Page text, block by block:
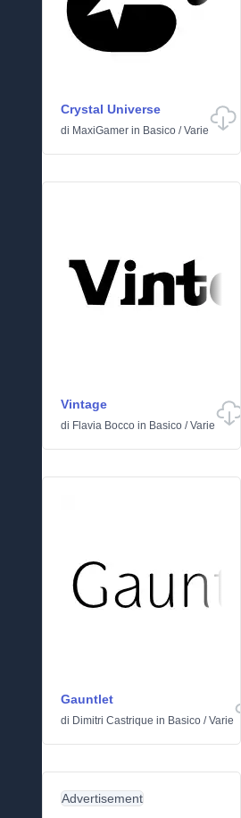
Crystal Universe
di MaxiGamer in Basico /Varie
Vintage
di Flavia Bocco in Basico /Varie
Gauntlet
di Dimitri Castrique in Basico /Varie
Advertisement